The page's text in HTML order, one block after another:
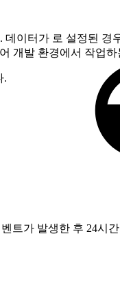
데이터가 로 설정된 경
개발 환경에서 작업
.
가 발생한 후 24시